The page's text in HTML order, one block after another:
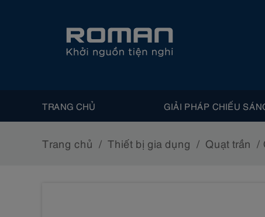
TRANG CHỦ GIẢI PHÁP CHIẾU
Trang chủ Thiết bị gia dụng Quạt trần